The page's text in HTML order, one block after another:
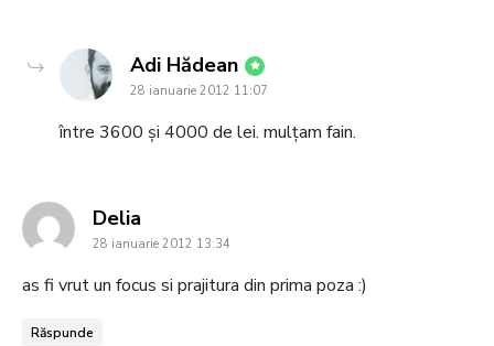
Adi Hădean says:
28 ianuarie 2012 11:07
între 3600 și 4000 de lei. mulțam fain.
Delia
28 ianuarie 2012 13:34
as fi vrut un focus si prajitura din prima poza :)
Răspunde